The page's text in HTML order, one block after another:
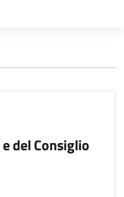
del Consiglio